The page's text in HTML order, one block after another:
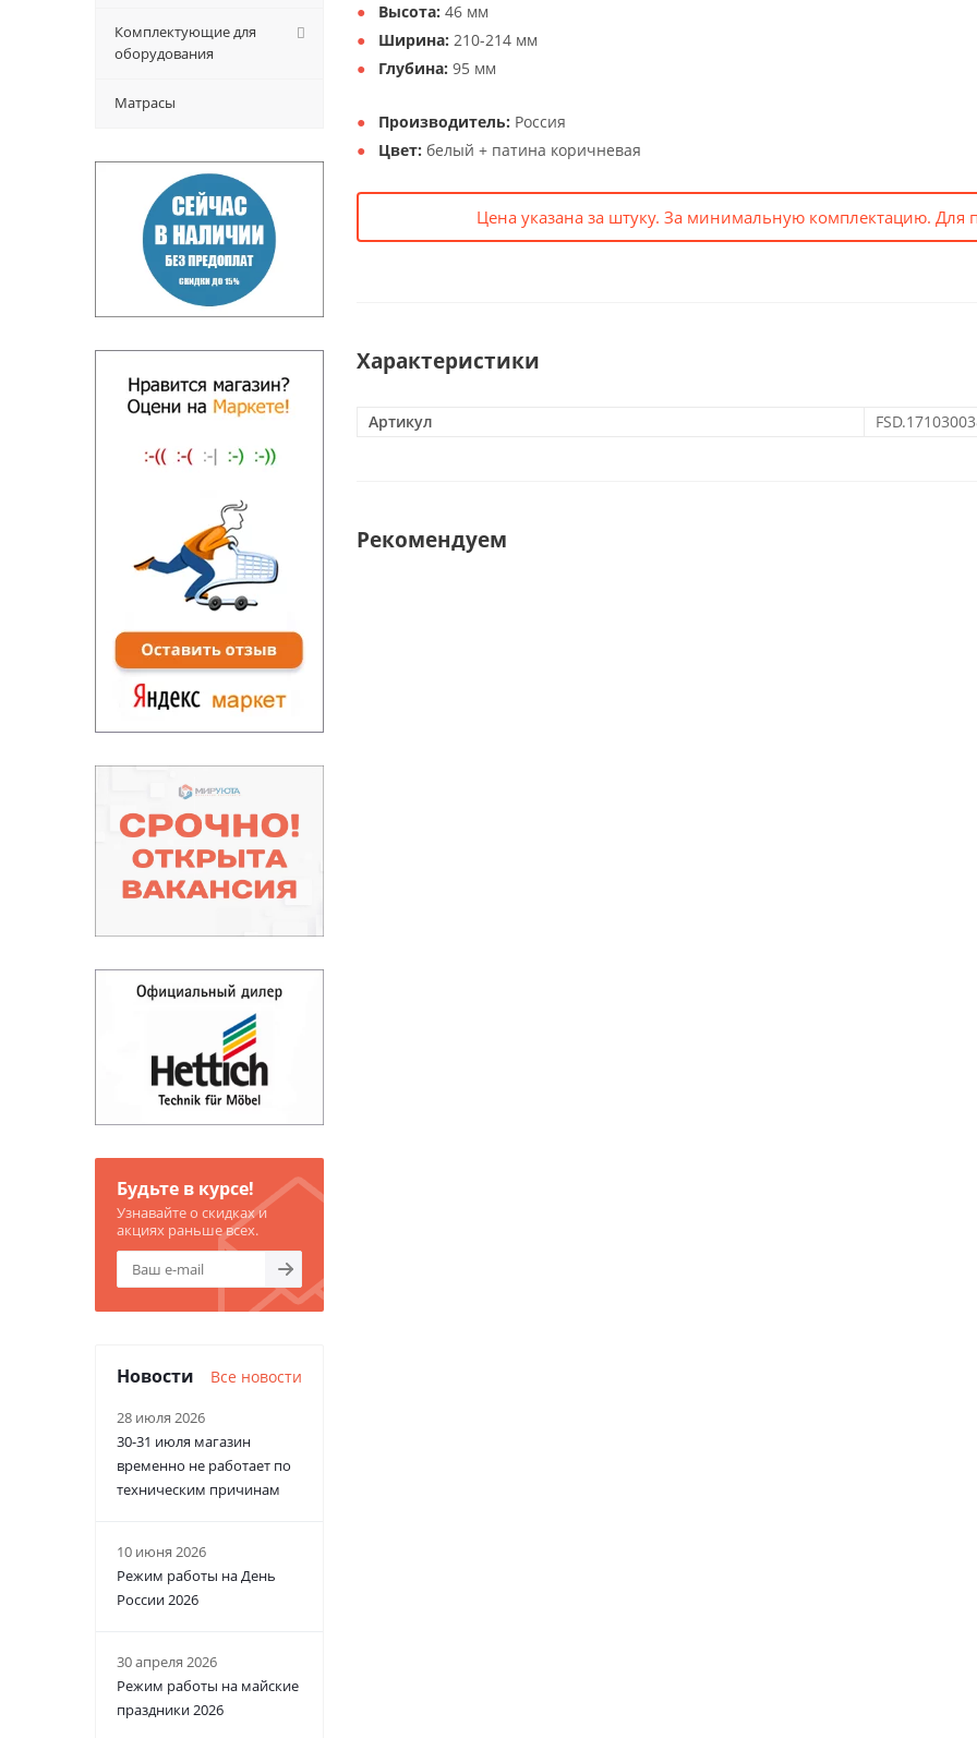
Высота: 46 мм
Ширина: 210-214 мм
Глубина: 95 мм
Производитель: Россия
Цвет: белый + патина коричневая
Цена указана за штуку. За минимальную комплектацию. Для
Характеристики
Артикул
Рекомендуем
Комплектующие для
оборудования
Матрасы
Будьте в курсе!
Узнавайте о скидках и
акциях раньше всех.
Новости Все новости
28 июля 2026
30-31 июля магазин
временно не работает по
техническим причинам
10 июня 2026
Режим работы на День
России 2026
30 апреля 2026
Режим работы на майские
праздники 2026